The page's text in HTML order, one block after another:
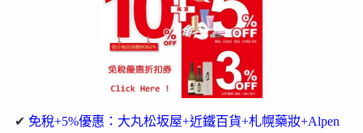
✔ 免稅+5%優惠：大丸松坂屋+近鐵百貨+札幌藥妝+Alpen